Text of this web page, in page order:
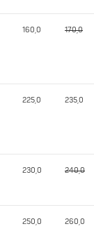
160,0 170,0
225,0 235,0
230,0 240,0
250,0 260,0